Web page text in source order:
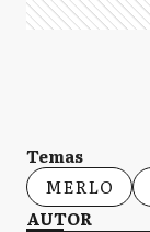
Temas
MERLO
AUTOR